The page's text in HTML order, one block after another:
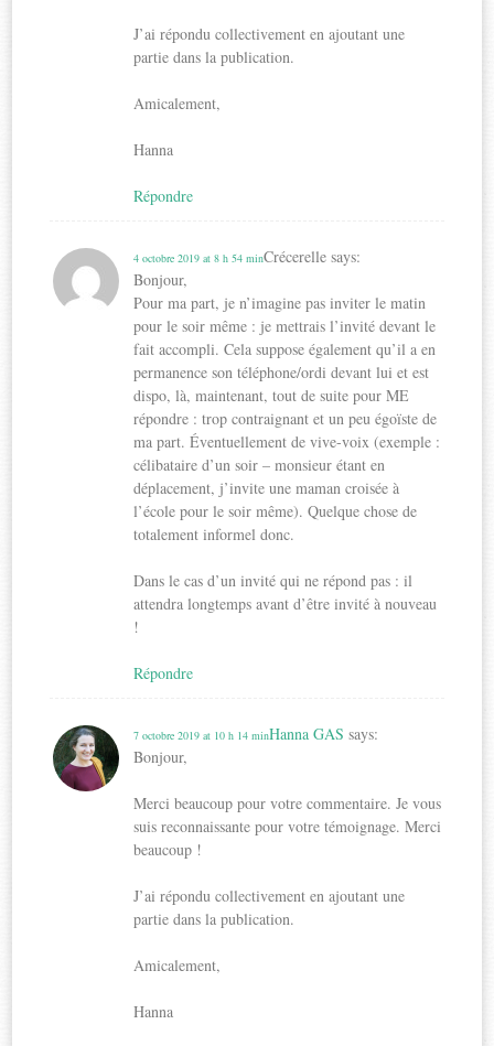
J’ai répondu collectivement en ajoutant une
partie dans la publication.
Amicalement,
Hanna
Répondre
Crécerelle says:
4 octobre 2019 at 8 h 54 min
Bonjour,
Pour ma part, je n’imagine pas inviter le matin
pour le soir même : je mettrais l’invité devant le
fait accompli. Cela suppose également qu’il a en
permanence son téléphone/ordi devant lui et est
dispo, là, maintenant, tout de suite pour ME
répondre : trop contraignant et un peu égoïste de
ma part. Éventuellement de vive-voix (exemple :
célibataire d’un soir – monsieur étant en
déplacement, j’invite une maman croisée à
l’école pour le soir même). Quelque chose de
totalement informel donc.
Dans le cas d’un invité qui ne répond pas : il
attendra longtemps avant d’être invité à nouveau
!
Répondre
Hanna GAS says:
7 octobre 2019 at 10 h 14 min
Bonjour,
Merci beaucoup pour votre commentaire. Je vous
suis reconnaissante pour votre témoignage. Merci
beaucoup !
J’ai répondu collectivement en ajoutant une
partie dans la publication.
Amicalement,
Hanna